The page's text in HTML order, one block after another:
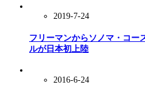
2019-7-24
フリーマンからソノマ・コー
ルが日本初上陸
2016-6-24